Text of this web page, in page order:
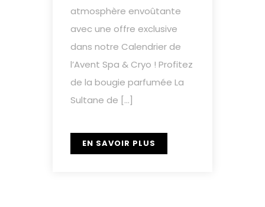
atmosphère envoûtante
avec une offre exclusive
dans notre Calendrier de
l’Avent Spa & Cryo ! Profitez
de la bougie parfumée La
Sultane de […]
EN SAVOIR PLUS